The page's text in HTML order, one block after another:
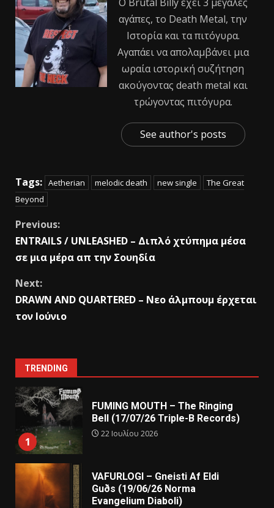
αγάπες, το Death Metal, την
Ιστορία και τα πιτόγυρα.
Αγαπάει να απολαμβάνει μια
ωραία ιστορική συζήτηση
ακούγοντας death metal και
τρώγοντας πιτόγυρα.
See author's posts
Tags: Aetherian melodic death new single
The Great
Beyond
Previous:
ENTRAILS / UNLEASHED – Διπλό χτύπημα μέσα
σε μια μέρα απ την Σουηδία
Next:
DRAWN AND QUARTERED – Nεο άλμπουμ έρχεται
τον Ιούνιο
TRENDING
1
FUMING MOUTH – The Ringing
Bell (17/07/26 Triple-B Records)
22 Ιουλίου 2026
VAFURLOGI – Gneisti Af Eldi
Guðs (19/06/26 Norma
Evangelium Diaboli)